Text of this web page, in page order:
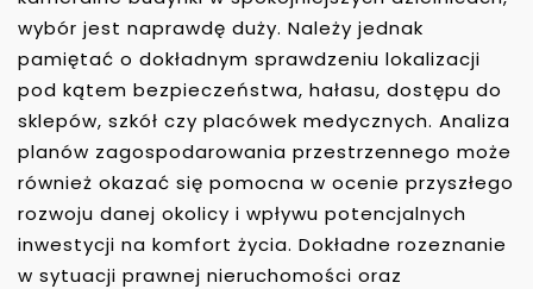
wybór jest naprawdę duży. Należy jednak
pamiętać o dokładnym sprawdzeniu lokalizacji
pod kątem bezpieczeństwa, hałasu, dostępu do
sklepów, szkół czy placówek medycznych. Analiza
planów zagospodarowania przestrzennego może
również okazać się pomocna w ocenie przyszłego
rozwoju danej okolicy i wpływu potencjalnych
inwestycji na komfort życia. Dokładne rozeznanie
w sytuacji prawnej nieruchomości oraz